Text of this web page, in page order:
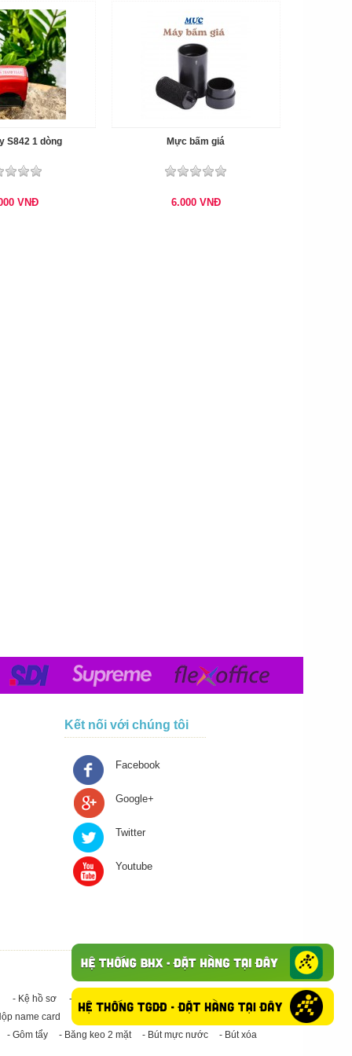
S842 1 dòng
VNĐ
Mực bấm giá
6.000 VNĐ
Kết nối với chúng tôi
Facebook
Google+
Twitter
Youtube
- Kệ hồ sơ - Giấy in A4
- Băng keo trong - Băng keo đục
name card - Giấy in A3 - Giấy vệ sinh
- Keo Silicone
- Gôm tẩy - Băng keo 2 mặt - Bút mực nước - Bút xóa